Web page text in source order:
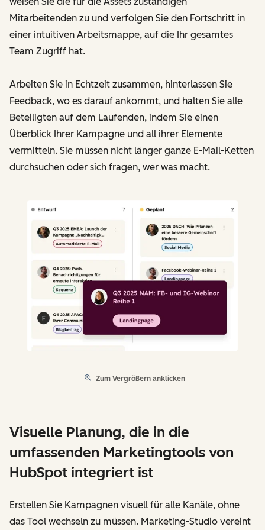
Mitarbeitenden zu und verfolgen Sie den Fortschritt in
einer intuitiven Arbeitsmappe, auf die Ihr gesamtes
Team Zugriff hat.
Arbeiten Sie in Echtzeit zusammen, hinterlassen Sie
Feedback, wo es darauf ankommt, und halten Sie alle
Beteiligten auf dem Laufenden, indem Sie einen
Überblick Ihrer Kampagne und all ihrer Elemente
vermitteln. Sie müssen nicht länger ganze E-Mail-Ketten
durchsuchen oder sich fragen, wer was macht.
Zum Vergrößern anklicken
Visuelle Planung, die in die
umfassenden Marketingtools von
HubSpot integriert ist
Erstellen Sie Kampagnen visuell für alle Kanäle, ohne
das Tool wechseln zu müssen. Marketing-Studio vereint